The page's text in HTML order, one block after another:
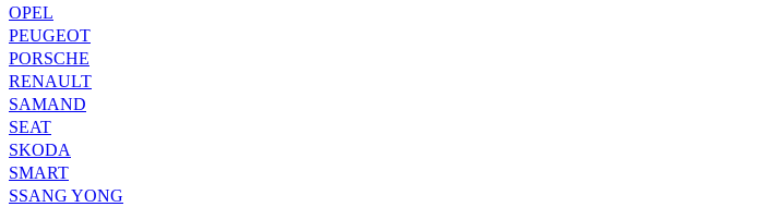
OPEL
PEUGEOT
PORSCHE
RENAULT
SAMAND
SEAT
SKODA
SMART
SSANG YONG